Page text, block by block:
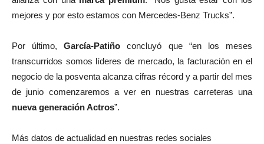
mejores y por esto estamos con Mercedes-Benz Trucks”.
Por último,García-Patiño concluyó que “en los meses
transcurridos somos líderes de mercado, la facturación en el
negocio de la posventa alcanza cifras récord y a partir del mes
de junio comenzaremos a ver en nuestras carreteras una
nueva generación Actros”.
Más datos de actualidad en nuestras redes sociales